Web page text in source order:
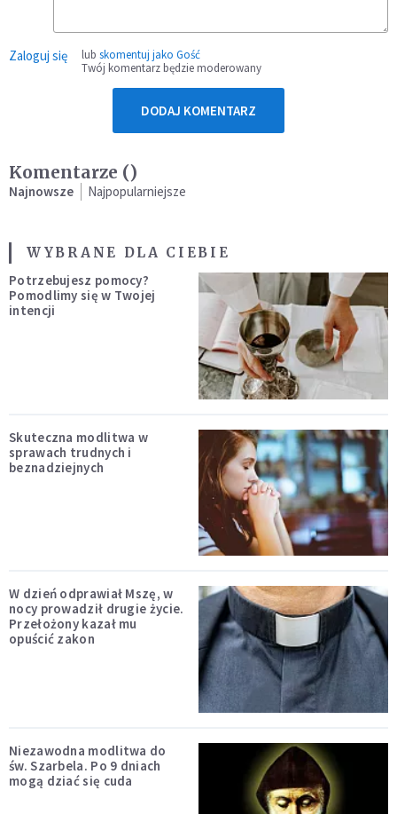
Zaloguj się lub skomentuj jako Gość
Twój komentarz będzie moderowany
DODAJ KOMENTARZ
Komentarze ()
Najnowsze Najpopularniejsze
WYBRANE DLA CIEBIE
Potrzebujesz pomocy?
Pomodlimy się w Twojej
intencji
Skuteczna modlitwa w
sprawach trudnych i
beznadziejnych
W dzień odprawiał Mszę, w
nocy prowadził drugie życie.
Przełożony kazał mu
opuścić zakon
Niezawodna modlitwa do
św. Szarbela. Po 9 dniach
mogą dziać się cuda